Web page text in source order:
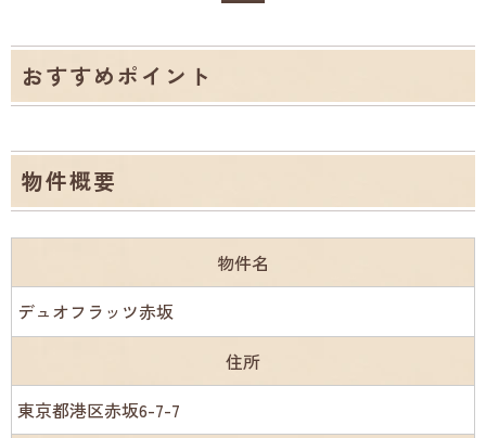
おすすめポイント
物件概要
物件名
デュオフラッツ赤坂
住所
東京都港区赤坂6-7-7